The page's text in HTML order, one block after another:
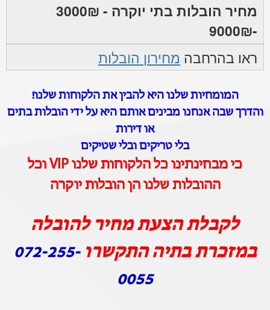
מחיר הובלות בתי יוקרה - 3000₪
-9000₪
ראו בהרחבה מחירון הובלות
המומחיות שלנו היא להבין את הלקוחות שלנו!
והדרך שבה אנחנו מבינים אותם היא על ידי הובלות בתים
או דירות
בלי טריקים ובלי שטיקים
כי מבחינתינו כל הלקוחות שלנו VIP וכל
ההובלות שלנו הן הובלות יוקרה
לקבלת הצעת מחיר להובלה
במזכרת בתיה התקשרו072-255-
0055